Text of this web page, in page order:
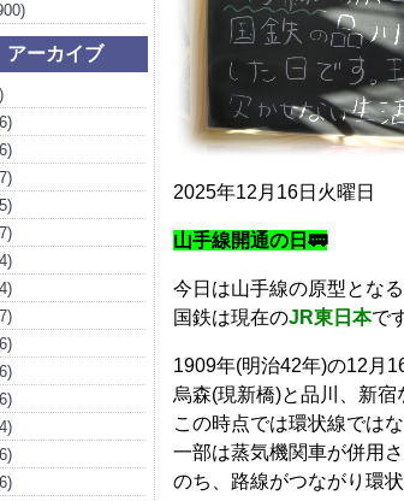
2025年12月16日火曜日
山手線開通の日🚃
今日は山手線の原型とな
国鉄は現在のJR東日本で
1909年(明治42年)の12月
烏森(現新橋)と品川、新宿
この時点では環状線では
一部は蒸気機関車が併用さ
のち、路線がつながり環
ーカイブ